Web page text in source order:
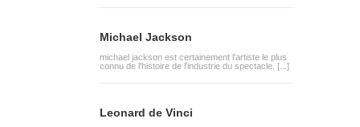
Michael Jackson
michael jackson est certainement l'artiste le plus
connu de l'histoire de l'industrie du spectacle. [...]
Leonard de Vinci